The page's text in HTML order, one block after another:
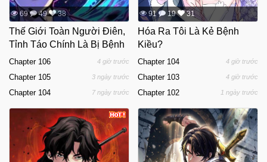
69 49 38
Thế Giới Toàn Người Điên,
Tỉnh Táo Chính Là Bị Bệnh
Chapter 106 4 giờ trước
Chapter 105 3 ngày trước
Chapter 104 7 ngày trước
91 19 31
Hóa Ra Tôi Là Kẻ Bệnh
Kiều?
Chapter 104 4 giờ trước
Chapter 103 4 giờ trước
Chapter 102 1 ngày trước